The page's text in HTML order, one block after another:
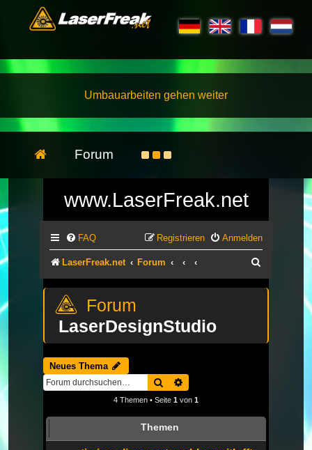
Umbauarbeiten gehen weiter
Forum
www.LaserFreak.net
FAQ Anmelden
Registrieren
LaserFreak.net Forum
LaserDesignStudio
Neues Thema
Suche
4 Themen • Seite 1 von 1
Themen